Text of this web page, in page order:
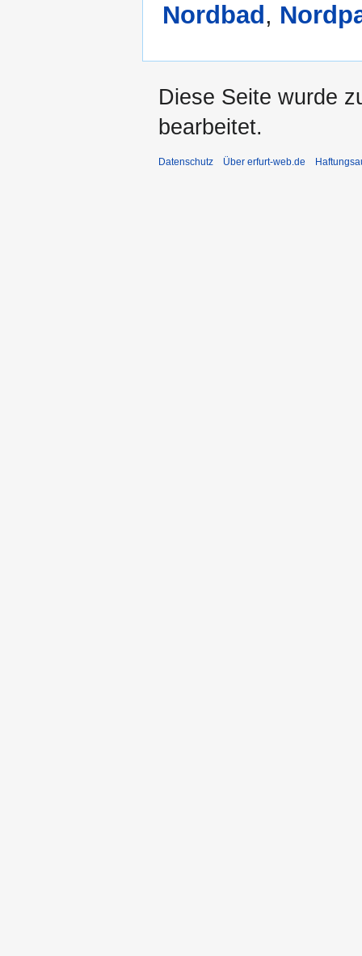
Nordbad,
Diese Seite wurde
bearbeitet.
Datenschutz Über erfurt-web.de